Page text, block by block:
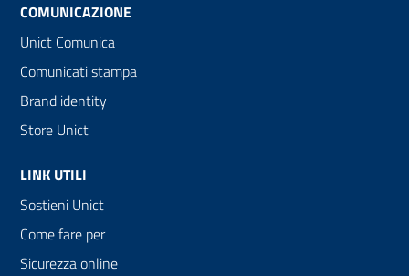
COMUNICAZIONE
Unict Comunica
Comunicati stampa
Brand identity
Store Unict
LINK UTILI
Sostieni Unict
Come fare per
Sicurezza online